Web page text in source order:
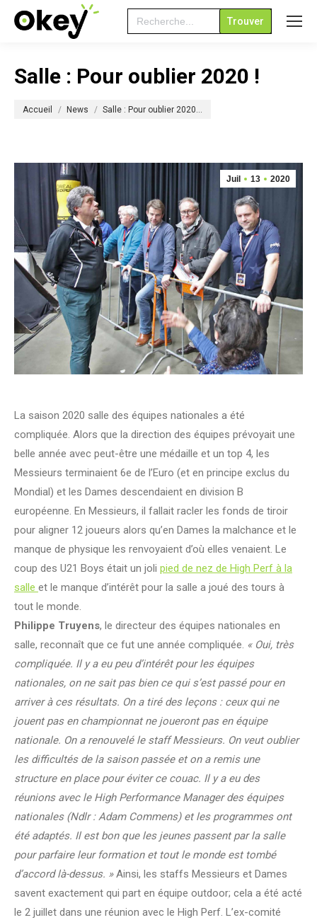
Search
for:
Salle : Pour oublier 2020 !
Accueil News Salle : Pour oublier 2020…
Juil 13 2020
La saison 2020 salle des équipes nationales a été
compliquée. Alors que la direction des équipes prévoyait une
belle année avec peut-être une médaille et un top 4, les
Messieurs terminaient 6e de l’Euro (et en principe exclus du
Mondial) et les Dames descendaient en division B
européenne. En Messieurs, il fallait racler les fonds de tiroir
pour aligner 12 joueurs alors qu’en Dames la malchance et le
manque de physique les renvoyaient d’où elles venaient. Le
coup des U21 Boys était un joli pied de nez de High Perf à la
salle et le manque d’intérêt pour la salle a joué des tours à
tout le monde.
Philippe Truyens, le directeur des équipes nationales en
salle, reconnaît que ce fut une année compliquée. « Oui, très
compliquée. Il y a eu peu d’intérêt pour les équipes
nationales, on ne sait pas bien ce qui s’est passé pour en
arriver à ces résultats. On a tiré des leçons : ceux qui ne
jouent pas en championnat ne joueront pas en équipe
nationale. On a renouvelé le staff Messieurs. On veut oublier
les difficultés de la saison passée et on a remis une
structure en place pour éviter ce couac. Il y a eu des
réunions avec le High Performance Manager des équipes
nationales (Ndlr : Adam Commens) et les programmes ont
été adaptés. Il est bon que les jeunes passent par la salle
pour parfaire leur formation et tout le monde est tombé
d’accord là-dessus. »Ainsi, les staffs Messieurs et Dames
savent exactement qui part en équipe outdoor; cela a été acté
le 2 juillet dans une réunion avec le High Perf. L’ex-comité